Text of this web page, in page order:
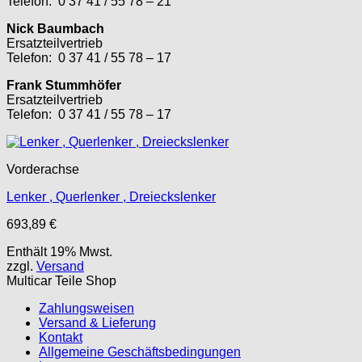
Nick Baumbach
Ersatzteilvertrieb
Telefon: 0 37 41 / 55 78 – 17
Frank Stummhöfer
Ersatzteilvertrieb
Telefon: 0 37 41 / 55 78 – 17
Vorderachse
Lenker , Querlenker , Dreieckslenker
693,89 €
Enthält 19% Mwst.
zzgl. Versand
Multicar Teile Shop
Zahlungsweisen
Versand & Lieferung
Kontakt
Allgemeine Geschäftsbedingungen